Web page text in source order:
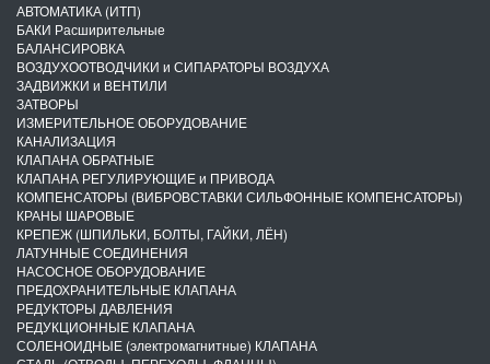
АВТОМАТИКА (ИТП)
БАКИ Расширительные
БАЛАНСИРОВКА
ВОЗДУХООТВОДЧИКИ и СИПАРАТОРЫ ВОЗДУХА
ЗАДВИЖКИ и ВЕНТИЛИ
ЗАТВОРЫ
ИЗМЕРИТЕЛЬНОЕ ОБОРУДОВАНИЕ
КАНАЛИЗАЦИЯ
КЛАПАНА ОБРАТНЫЕ
КЛАПАНА РЕГУЛИРУЮЩИЕ и ПРИВОДА
КОМПЕНСАТОРЫ (ВИБРОВСТАВКИ СИЛЬФОННЫЕ КОМПЕНСАТОРЫ)
КРАНЫ ШАРОВЫЕ
КРЕПЕЖ (ШПИЛЬКИ, БОЛТЫ, ГАЙКИ, ЛЁН)
ЛАТУННЫЕ СОЕДИНЕНИЯ
НАСОСНОЕ ОБОРУДОВАНИЕ
ПРЕДОХРАНИТЕЛЬНЫЕ КЛАПАНА
РЕДУКТОРЫ ДАВЛЕНИЯ
РЕДУКЦИОННЫЕ КЛАПАНА
СОЛЕНОИДНЫЕ (электромагнитные) КЛАПАНА